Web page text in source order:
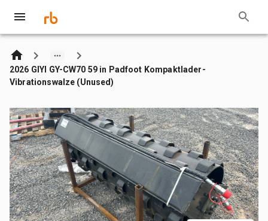
2026 GIYI GY-CW70 59 in Padfoot Kompaktlader-
Vibrationswalze (Unused)